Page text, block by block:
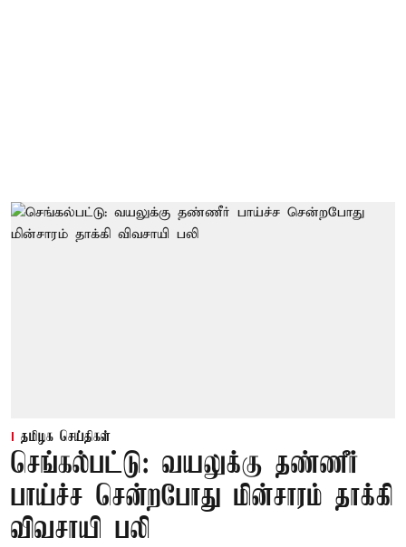
தமிழக செய்திகள்
செங்கல்பட்டு: வயலுக்கு தண்ணீர்
பாய்ச்ச சென்றபோது மின்சாரம் தாக்கி
விவசாயி பலி